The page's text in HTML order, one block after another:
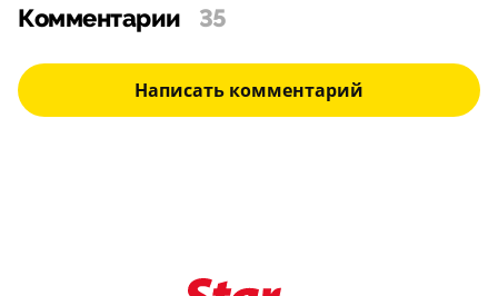
Комментарии 35
Написать комментарий